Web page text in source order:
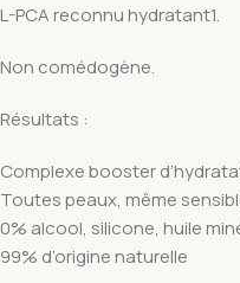
L-PCA reconnu hydratant1.
Non comédogène.
Résultats :
Complexe booster
Toutes peaux, même
0% alcool, silicone, huile
99% d’origine naturelle